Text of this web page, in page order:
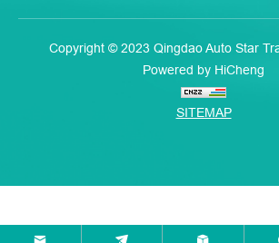
Copyright © 2023 Qingdao Auto Star
Powered by HiCheng
SITEMAP